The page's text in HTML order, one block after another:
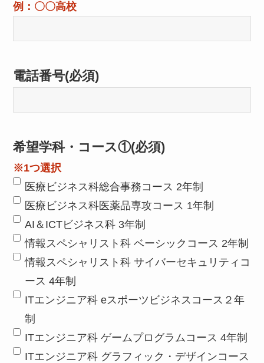
例：〇〇高校
電話番号(必須)
希望学科・コース①(必須)
※1つ選択
医療ビジネス科総合事務コース 2年制
医療ビジネス科医薬品専攻コース 1年制
AI＆ICTビジネス科 3年制
情報スペシャリスト科 ベーシックコース 2年制
情報スペシャリスト科 サイバーセキュリティコ
ース 4年制
ITエンジニア科 eスポーツビジネスコース２年
制
ITエンジニア科 ゲームプログラムコース 4年制
ITエンジニア科 グラフィック・デザインコース